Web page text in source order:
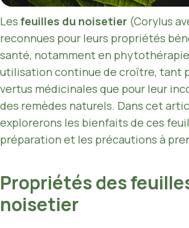
Les feuilles du noisetier (Corylus
reconnues pour leurs propriétés
santé, notamment en
utilisation continue de croître, tant
vertus médicinales que pour leur
des remèdes naturels. Dans cet
explorerons les bienfaits de ces
préparation et les précautions à
Propriétés des
noisetier